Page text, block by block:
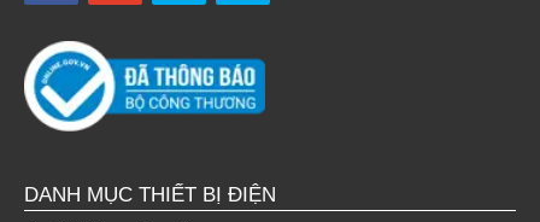
DANH MỤC THIẾT BỊ ĐIỆN